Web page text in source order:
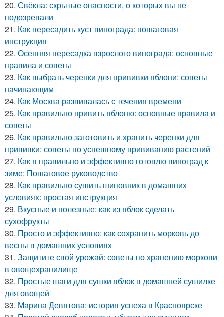
20. Свёкла: скрытые опасности, о которых вы не
подозревали
21. Как пересадить куст винограда: пошаговая
инструкция
22. Осенняя пересадка взрослого винограда: основные
правила и советы
23. Как выбрать черенки для прививки яблони: советы
начинающим
24. Как Москва развивалась с течения времени
25. Как правильно привить яблоню: основные правила и
советы
26. Как правильно заготовить и хранить черенки для
прививки: советы по успешному прививанию растений
27. Как я правильно и эффективно готовлю виноград к
зиме: Пошаговое руководство
28. Как правильно сушить шиповник в домашних
условиях: простая инструкция
29. Вкусные и полезные: как из яблок сделать
сухофрукты
30. Просто и эффективно: как сохранить морковь до
весны в домашних условиях
31. Защитите свой урожай: советы по хранению моркови
в овощехранилище
32. Простые шаги для сушки яблок в домашней сушилке
для овощей
33. Марина Девятова: история успеха в Красноярске